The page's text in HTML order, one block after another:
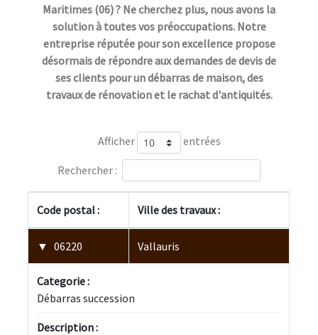
Maritimes (06) ? Ne cherchez plus, nous avons la
solution à toutes vos préoccupations. Notre
entreprise réputée pour son excellence propose
désormais de répondre aux demandes de devis de
ses clients pour un débarras de maison, des
travaux de rénovation et le rachat d'antiquités.
Afficher entrées
Rechercher :
Code postal : Ville des travaux :
06220 Vallauris
Categorie :
Débarras succession
Description :